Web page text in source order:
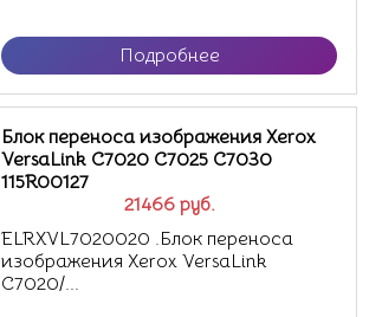
Подробнее
21466 руб.
Блок переноса изображения Xerox
VersaLink C7020 C7025 C7030
115R00127
ELRXVL7020020 .Блок переноса
изображения Xerox VersaLink
C7020/...